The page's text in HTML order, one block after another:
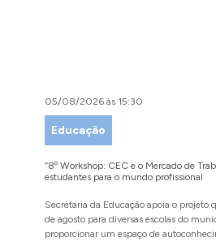
05/08/2026 às 15:30
Educação
“8º Workshop: CEC e o Mercado de
estudantes para o mundo profissional
Secretaria da Educação apoia o projeto
de agosto para diversas escolas do
proporcionar um espaço de